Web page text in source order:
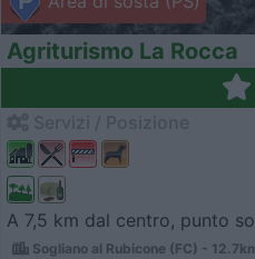
Agriturismo La Rocca
A 7,5 km dal centro, punto
Sogliano al Rubicone (FC) -